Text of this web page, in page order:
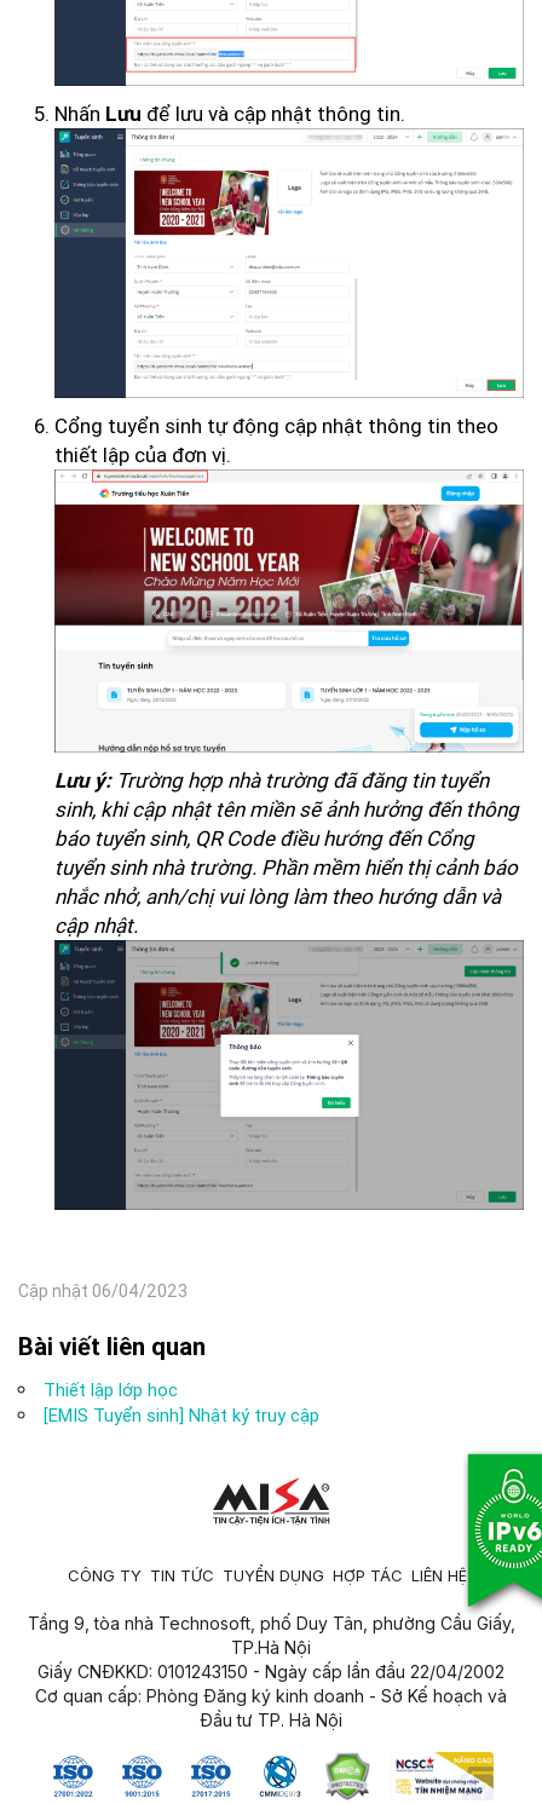
Nhấn Lưu để lưu và cập nhật thông tin.
Cổng tuyển sinh tự động cập nhật thông tin theo
thiết lập của đơn vị.
Lưu ý:Trường hợp nhà trường đã đăng tin tuyển
sinh, khi cập nhật tên miền sẽ ảnh hưởng đến thông
báo tuyển sinh, QR Code điều hướng đến Cổng
tuyển sinh nhà trường. Phần mềm hiển thị cảnh báo
nhắc nhở, anh/chị vui lòng làm theo hướng dẫn và
cập nhật.
Cập nhật 06/04/2023
Bài viết liên quan
Thiết lập lớp học
[EMIS Tuyển sinh] Nhật ký truy cập
CÔNG TY TIN TỨC TUYỂN DỤNG HỢP TÁC LIÊN HỆ
Tầng 9, tòa nhà Technosoft, phố Duy Tân, phường Cầu Giấy,
TP.Hà Nội
Giấy CNĐKKD: 0101243150 - Ngày cấp lần đầu 22/04/2002
Cơ quan cấp: Phòng Đăng ký kinh doanh - Sở Kế hoạch và
Đầu tư TP. Hà Nội